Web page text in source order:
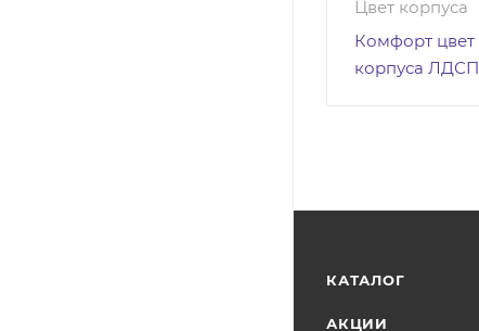
Цвет корпуса
Комфорт цвет
корпуса ЛДСП
КАТАЛОГ
АКЦИИ